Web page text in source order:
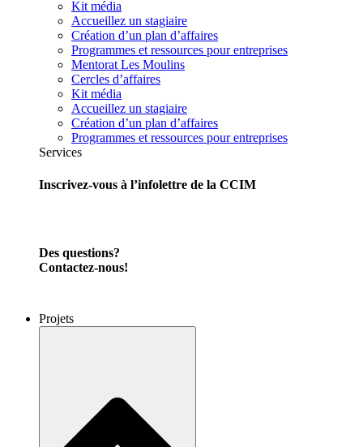
Kit média
Accueillez un stagiaire
Création d’un plan d’affaires
Programmes et ressources pour entreprises
Mentorat Les Moulins
Cercles d’affaires
Kit média
Accueillez un stagiaire
Création d’un plan d’affaires
Programmes et ressources pour entreprises
Services
Inscrivez-vous à l’infolettre de la CCIM
Des questions?
Contactez-nous!
Projets